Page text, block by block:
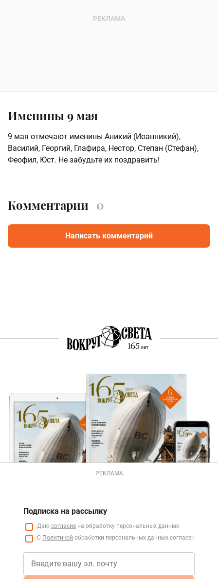
Именины 9 мая
9 мая отмечают именины Аникий (Иоанникий),
Василий, Георгий, Глафира, Нестор, Степан (Стефан),
Феофил, Юст. Не забудьте их поздравить!
Комментарии 0
Написать комментарий
РЕКЛАМА
Подписка на рассылку
Даю согласие на обработку персональных данных
С Политикой обработки персональных данных согласен